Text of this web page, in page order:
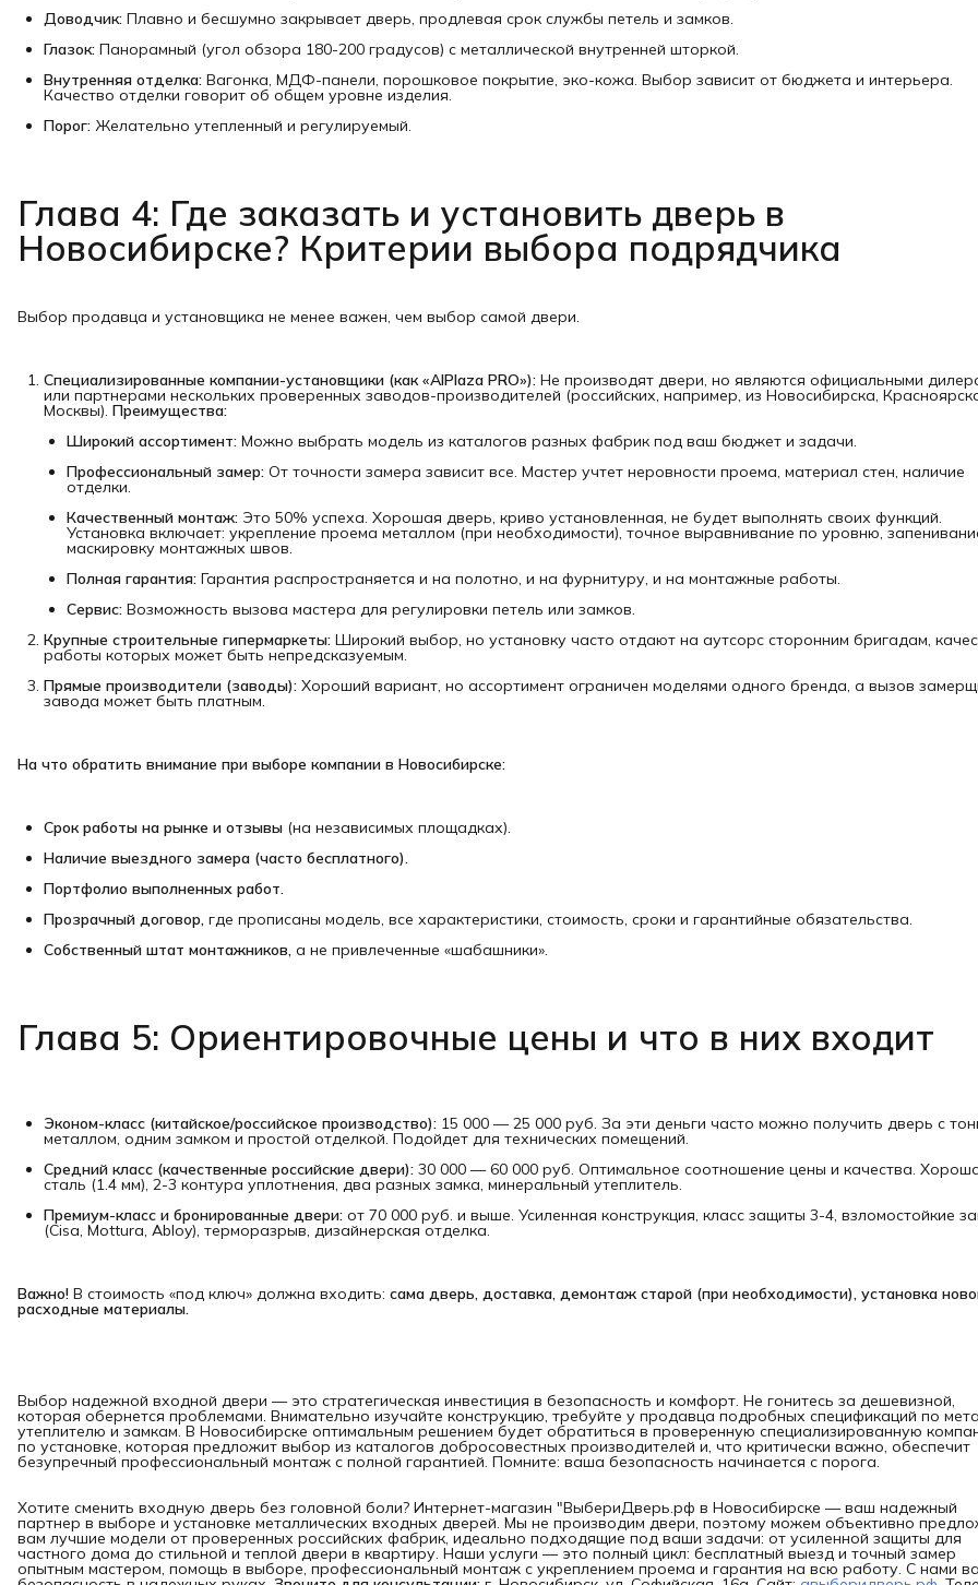
Доводчик: Плавно и бесшумно закрывает дверь, продлевая срок службы петель и замков.
Глазок: Панорамный (угол обзора 180-200 градусов) с металлической внутренней шторкой.
Внутренняя отделка: Вагонка, МДФ-панели, порошковое покрытие, эко-кожа. Выбор зависит от бюджета и интерьера.
Качество отделки говорит об общем уровне изделия.
Порог: Желательно утепленный и регулируемый.
Глава 4: Где заказать и установить дверь в
Новосибирске? Критерии выбора подрядчика
Выбор продавца и установщика не менее важен, чем выбор самой двери.
Специализированные компании-установщики (как «AlPlaza PRO»): Не производят двери, но являются официальными
или партнерами нескольких проверенных заводов-производителей (российских, например, из Новосибирска,
Москвы). Преимущества:
Широкий ассортимент: Можно выбрать модель из каталогов разных фабрик под ваш бюджет и задачи.
Профессиональный замер: От точности замера зависит все. Мастер учтет неровности проема, материал стен, наличие
отделки.
Качественный монтаж: Это 50% успеха. Хорошая дверь, криво установленная, не будет выполнять своих функций.
Установка включает: укрепление проема металлом (при необходимости), точное выравнивание по уровню,
маскировку монтажных швов.
Полная гарантия: Гарантия распространяется и на полотно, и на фурнитуру, и на монтажные работы.
Сервис: Возможность вызова мастера для регулировки петель или замков.
Крупные строительные гипермаркеты: Широкий выбор, но установку часто отдают на аутсорс сторонним бригадам,
работы которых может быть непредсказуемым.
Прямые производители (заводы): Хороший вариант, но ассортимент ограничен моделями одного бренда, а вызов
завода может быть платным.
На что обратить внимание при выборе компании в Новосибирске:
Срок работы на рынке и отзывы (на независимых площадках).
Наличие выездного замера (часто бесплатного).
Портфолио выполненных работ.
Прозрачный договор, где прописаны модель, все характеристики, стоимость, сроки и гарантийные обязательства.
Собственный штат монтажников, а не привлеченные «шабашники».
Глава 5: Ориентировочные цены и что в них входит
Эконом-класс (китайское/российское производство): 15 000 — 25 000 руб. За эти деньги часто можно получить дверь с
металлом, одним замком и простой отделкой. Подойдет для технических помещений.
Средний класс (качественные российские двери): 30 000 — 60 000 руб. Оптимальное соотношение цены и качества.
сталь (1.4 мм), 2-3 контура уплотнения, два разных замка, минеральный утеплитель.
Премиум-класс и бронированные двери: от 70 000 руб. и выше. Усиленная конструкция, класс защиты 3-4, взломостойкие
(Cisa, Mottura, Abloy), терморазрыв, дизайнерская отделка.
Важно! В стоимость «под ключ» должна входить: сама дверь, доставка, демонтаж старой (при необходимости), установка
расходные материалы.
Выбор надежной входной двери — это стратегическая инвестиция в безопасность и комфорт. Не гонитесь за дешевизной,
которая обернется проблемами. Внимательно изучайте конструкцию, требуйте у продавца подробных спецификаций по
утеплителю и замкам. В Новосибирске оптимальным решением будет обратиться в проверенную специализированную
по установке, которая предложит выбор из каталогов добросовестных производителей и, что критически важно, обеспечит
безупречный профессиональный монтаж с полной гарантией. Помните: ваша безопасность начинается с порога.
Хотите сменить входную дверь без головной боли? Интернет-магазин "ВыбериДверь.рф в Новосибирске — ваш надежный
партнер в выборе и установке металлических входных дверей. Мы не производим двери, поэтому можем объективно
вам лучшие модели от проверенных российских фабрик, идеально подходящие под ваши задачи: от усиленной защиты для
частного дома до стильной и теплой двери в квартиру. Наши услуги — это полный цикл: бесплатный выезд и точный замер
опытным мастером, помощь в выборе, профессиональный монтаж с укреплением проема и гарантия на всю работу. С нами